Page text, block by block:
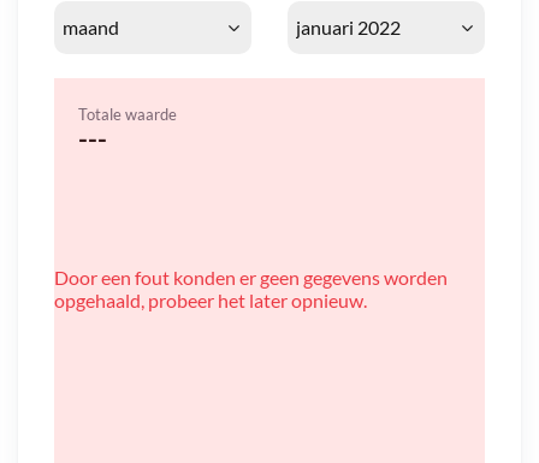
Totale waarde
---
Door een fout konden er geen gegevens worden
opgehaald, probeer het later opnieuw.